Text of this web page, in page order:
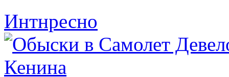
Интнресно